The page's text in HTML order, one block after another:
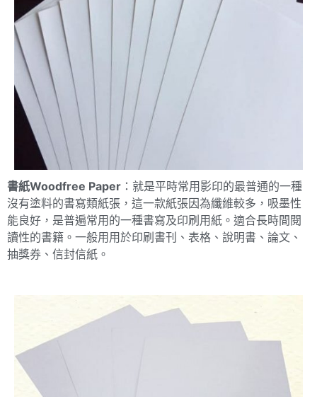
書紙Woodfree Paper ：就是平時常用影印的最普通的一種
沒有塗料的書寫類紙張，這一款紙張因為纖維較多，吸墨性
能良好，是普遍常用的一種書寫及印刷用紙。適合長時間閱
讀性的書籍。一般用用於印刷書刊、表格、說明書、論文、
抽獎券、信封信紙。